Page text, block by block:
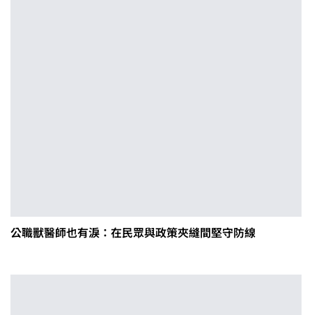
公職獸醫師也有淚：在民眾與政策夾縫間堅守防線